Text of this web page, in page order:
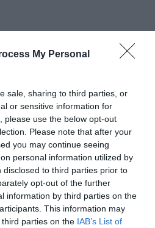
My Personal
sale, sharing to third parties, or
or sensitive information for
please use the below opt-out
Please note that after your
you may continue seeing
personal information utilized by
to third parties prior to
opt-out of the further
information by third parties on the
This information may
parties on the IAB’s List of